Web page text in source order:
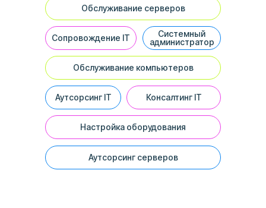
Системный
администратор
Обслуживание серверов
Настройка оборудования
Аутсорсинг серверов
Аутсорсинг IT
Обслуживание компьютеров
Консалтинг IT
Сопровождение IT